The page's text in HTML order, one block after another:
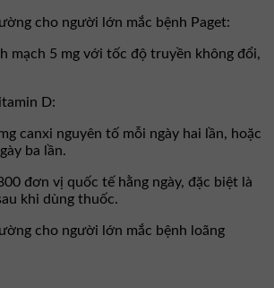
cho người lớn mắc bệnh Paget:
mạch 5 mg với tốc độ truyền không đổi,
D:
canxi nguyên tố mỗi ngày hai lần, hoặc
ba lần.
đơn vị quốc tế hằng ngày, đặc biệt là
khi dùng thuốc.
cho người lớn mắc bệnh loãng